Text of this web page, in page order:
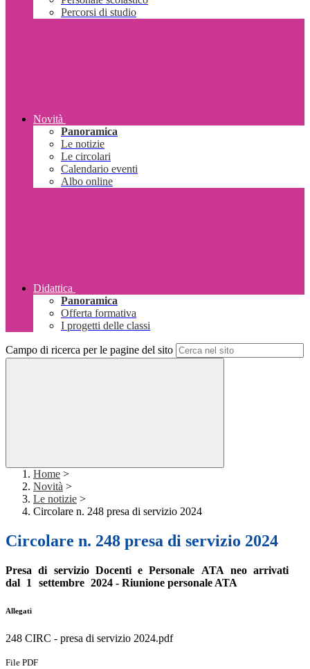
Percorsi di studio
Novità
Panoramica
Le notizie
Le circolari
Calendario eventi
Albo online
Didattica
Panoramica
Offerta formativa
I progetti delle classi
Campo di ricerca per le pagine del sito
Home >
Novità >
Le notizie >
Circolare n. 248 presa di servizio 2024
Circolare n. 248 presa di servizio 2024
Presa di servizio Docenti e Personale ATA neo arrivati
dal 1 settembre 2024 - Riunione personale ATA
Allegati
248 CIRC - presa di servizio 2024.pdf
File PDF